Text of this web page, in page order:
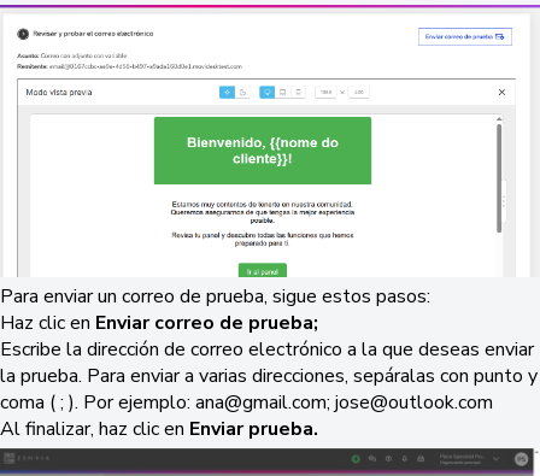
Para enviar un correo de prueba, sigue estos pasos:
Haz clic en Enviar correo de prueba;
Escribe la dirección de correo electrónico a la que deseas enviar
la prueba. Para enviar a varias direcciones, sepáralas con punto y
coma ( ; ). Por ejemplo: ana@gmail.com; jose@outlook.com
Al finalizar, haz clic en Enviar prueba.